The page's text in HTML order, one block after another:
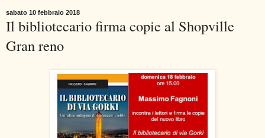
sabato 10 febbraio 2018
Il bibliotecario firma copie al Shopville
Gran reno